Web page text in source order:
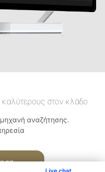
στον κλάδο
αναζήτησης.